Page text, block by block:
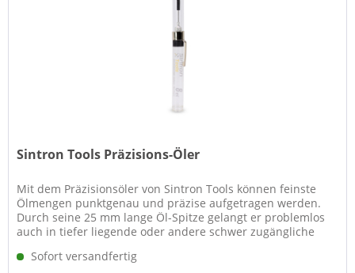
Sintron Tools Präzisions-Öler
Mit dem Präzisionsöler von Sintron Tools können feinste
Ölmengen punktgenau und präzise aufgetragen werden.
Durch seine 25 mm lange Öl-Spitze gelangt er problemlos
auch in tiefer liegende oder andere schwer zugängliche
Sofort versandfertig